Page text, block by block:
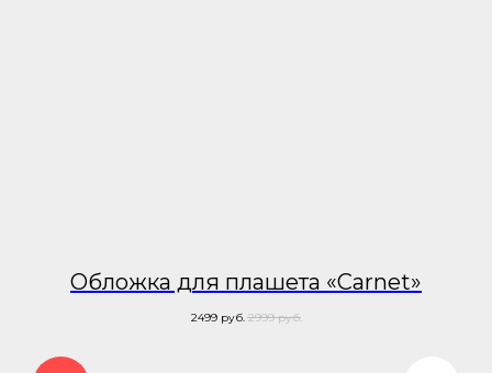
Обложка для плашета «Carnet»
2499 руб. 2999 руб.